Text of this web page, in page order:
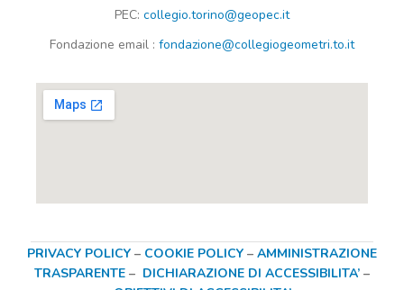
PEC: collegio.torino@geopec.it
Fondazione email : fondazione@collegiogeometri.to.it
PRIVACY POLICY – COOKIE POLICY – AMMINISTRAZIONE
TRASPARENTE – DICHIARAZIONE DI ACCESSIBILITA’ –